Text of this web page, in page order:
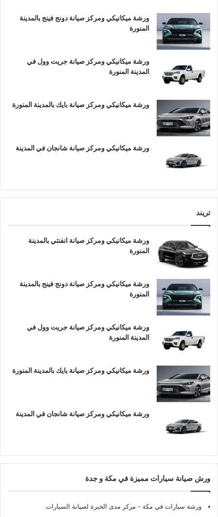
ورشة ميكانيكي ومركز صيانة دونج فينج بالمدينة
المنورة
ورشة ميكانيكي ومركز صيانة جريت وول في
المدينة المنورة
ورشة ميكانيكي ومركز صيانة بايك بالمدينة المنورة
ورشة ميكانيكي ومركز صيانة شانجان في المدينة
تريند
ورشة ميكانيكي ومركز صيانة انفنتي بالمدينة
المنورة
ورشة ميكانيكي ومركز صيانة دونج فينج بالمدينة
المنورة
ورشة ميكانيكي ومركز صيانة جريت وول في
المدينة المنورة
ورشة ميكانيكي ومركز صيانة بايك بالمدينة المنورة
ورشة ميكانيكي ومركز صيانة شانجان في المدينة
ورش صيانة سيارات مميزة في مكة و جدة
ورشة سيارات في مكة - مركز مدى الخبرة لصيانة السيارات